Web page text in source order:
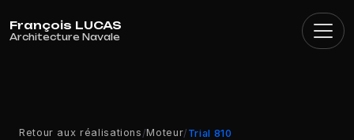
Retour aux réalisations /Moteur/ Trial 810